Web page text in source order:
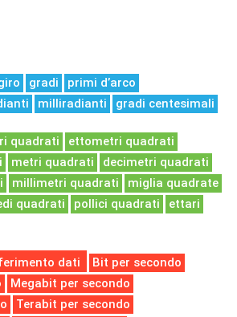
gradi
primi d’arco
milliradianti gradi centesimali
quadrati
ettometri quadrati
metri quadrati
decimetri quadrati
millimetri quadrati
miglia quadrate
quadrati pollici quadrati
ettari
dati
Bit per secondo
Megabit per secondo
Terabit per secondo